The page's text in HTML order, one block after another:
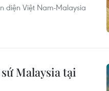
diện Việt Nam-Malaysia
Malaysia tại